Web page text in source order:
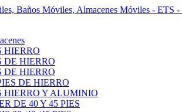
Baños Móviles, Almacenes Móviles - ETS
HIERRO
DE HIERRO
DE HIERRO
DE HIERRO
HIERRO Y ALUMINIO
DE 40 Y 45 PIES